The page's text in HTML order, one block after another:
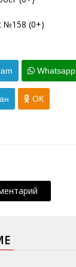
№158 (0+)
Whatsapp
ОК